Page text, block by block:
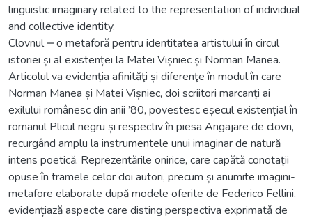
linguistic imaginary related to the representation of individual
and collective identity.
Clovnul ‒ o metaforă pentru identitatea artistului în circul
istoriei și al existenței la Matei Vișniec și Norman Manea.
Articolul va evidenția afinităţi și diferenţe în modul în care
Norman Manea și Matei Vișniec, doi scriitori marcanți ai
exilului românesc din anii ’80, povestesc eșecul existențial în
romanul Plicul negru și respectiv în piesa Angajare de clovn,
recurgând amplu la instrumentele unui imaginar de natură
intens poetică. Reprezentările onirice, care capătă conotații
opuse în tramele celor doi autori, precum și anumite imagini-
metafore elaborate după modele oferite de Federico Fellini,
evidențiază aspecte care disting perspectiva exprimatǎ de